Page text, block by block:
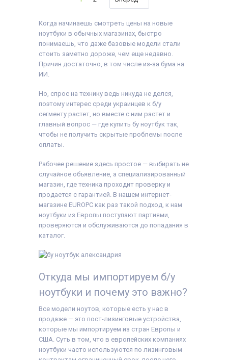
гарантийный талон,
видеомонтажа
Вес: 1.5-2кг
Операционная
система: Windows 10
Комплектация:
Ноутбук, зарядное
устройство, наклейки
на клавиши (или доп.
гарантийный талон,
8 GB (DDR4)
240 GB SSD
Тип матрицы: TN
бухгалтеров, Для
офиса
Вес: 1.5-2кг
Ноутбук, зарядное
устройство, наклейки
на клавиши (или доп.
опциягравировка
гарантийный талон,
расходная накладная
Разрешение Экрана:
1920x1080
Время работы от
батареи: 6 часов
Количество ядер
Процессор: Intel®
Core™ i5-1135G7
up to 4.20 GHz
Поколение
Процессора: Intel Core
i5 - 11gen
Видеокарта: Intel®
Iris® Xe Graphics
Оперативная Память:
8 GB (DDR4)
240 GB SSD
Тип матрицы: IPS
Класс: Ultrabook
Особенности: С
клавиатуры
Вес: 1-1.5кг
Состояние батареи:
Операционная
система:
Ноутбук, зарядное
устройство, наклейки
опциягравировка),
гарантийный талон,
расходная накладная
Когда начинаешь смотреть цены на новые
ноутбуки в обычных магазинах, быстро
понимаешь, что даже базовые модели стали
стоить заметно дороже, чем еще недавно.
Причин достаточно, в том числе из-за бума на
ИИ.
Но, спрос на технику ведь никуда не делся,
поэтому интерес среди украинцев к б/у
сегменту растет, но вместе с ним растет и
главный вопрос — где купить бу ноутбук так,
чтобы не получить скрытые проблемы после
оплаты.
Рабочее решение здесь простое — выбирать не
случайное объявление, а специализированный
магазин, где техника проходит проверку и
продается с гарантией. В нашем интернет-
магазине EUROPC как раз такой подход, к нам
ноутбуки из Европы поступают партиями,
проверяются и обслуживаются до попадания в
каталог.
Откуда мы импортируем б/у
ноутбуки и почему это важно?
Все модели ноутов, которые есть у нас в
продаже — это пост-лизинговые устройства,
которые мы импортируем из стран Европы и
США. Суть в том, что в европейских компаниях
ноутбуки часто используются по лизинговым